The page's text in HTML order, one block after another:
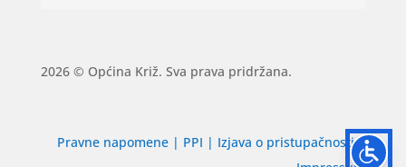
2026 © Općina Križ. Sva prava pridržana.
Pravne napomene | PPI | Izjava o pristupačnosti|